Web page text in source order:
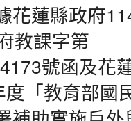
花蓮縣政府
教課字第
號函及花
度「教育部國